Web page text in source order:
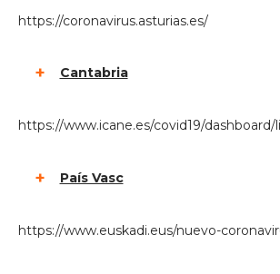
https://coronavirus.asturias.es/
Cantabria
https://www.icane.es/covid19/
País Vasc
https://www.euskadi.eus/nuevo-